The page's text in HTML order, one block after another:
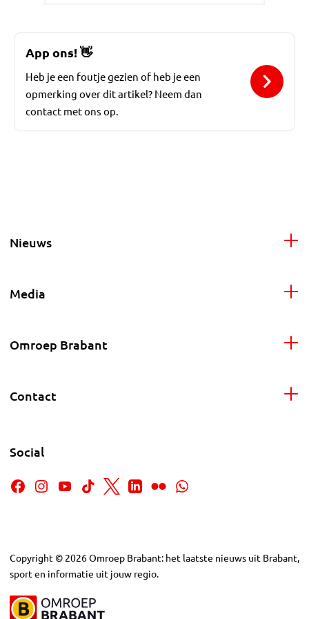
App ons! 👋
Heb je een foutje gezien of heb je een
opmerking over dit artikel? Neem dan
contact met ons op.
Nieuws
Media
Omroep Brabant
Contact
Social
Copyright © 2026Omroep Brabant: het laatste nieuws uit Brabant,
sport en informatie uit jouw regio.